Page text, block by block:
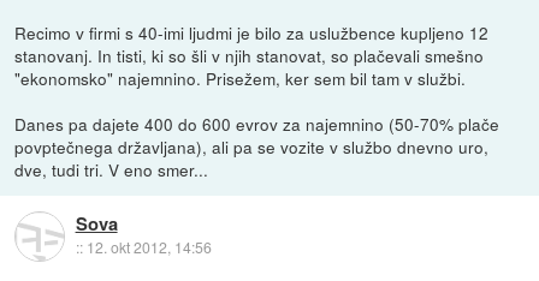
Recimo v firmi s 40-imi ljudmi je bilo za uslužbence kupljeno 12
stanovanj. In tisti, ki so šli v njih stanovat, so plačevali smešno
"ekonomsko" najemnino. Prisežem, ker sem bil tam v službi.
Danes pa dajete 400 do 600 evrov za najemnino (50-70% plače
povptečnega državljana), ali pa se vozite v službo dnevno uro,
dve, tudi tri. V eno smer...
Sova
:: 12. okt 2012, 14:56